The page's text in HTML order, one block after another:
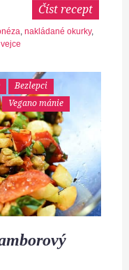
Číst recept
nakládané okurky,
vejce
Bezlepci
Vegano mánie